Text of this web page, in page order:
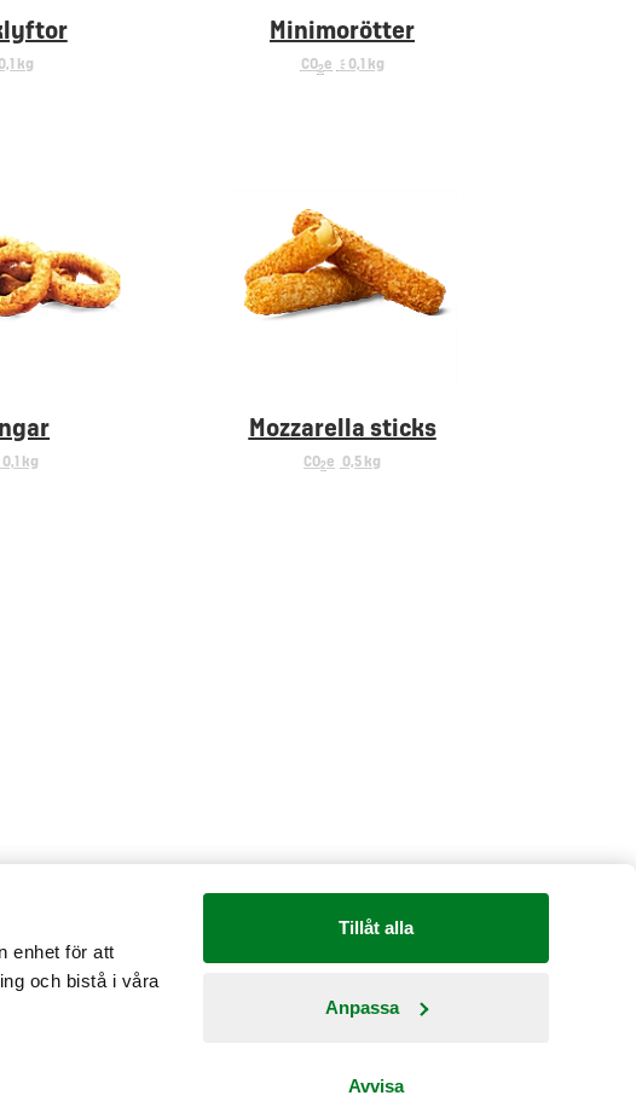
enhet för att
och bistå i våra
Tillåt alla
Anpassa
Avvisa
0,1 kg
Minimorötter
CO2e < 0,1 kg
0,1 kg
Mozzarella sticks
CO2e 0,5 kg